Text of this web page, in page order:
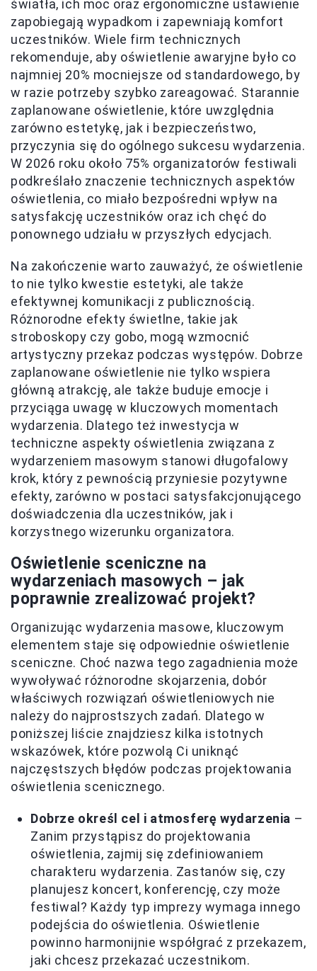
światła, ich moc oraz ergonomiczne ustawienie
zapobiegają wypadkom i zapewniają komfort
uczestników. Wiele firm technicznych
rekomenduje, aby oświetlenie awaryjne było co
najmniej 20% mocniejsze od standardowego, by
w razie potrzeby szybko zareagować. Starannie
zaplanowane oświetlenie, które uwzględnia
zarówno estetykę, jak i bezpieczeństwo,
przyczynia się do ogólnego sukcesu wydarzenia.
W 2026 roku około 75% organizatorów festiwali
podkreślało znaczenie technicznych aspektów
oświetlenia, co miało bezpośredni wpływ na
satysfakcję uczestników oraz ich chęć do
ponownego udziału w przyszłych edycjach.
Na zakończenie warto zauważyć, że oświetlenie
to nie tylko kwestie estetyki, ale także
efektywnej komunikacji z publicznością.
Różnorodne efekty świetlne, takie jak
stroboskopy czy gobo, mogą wzmocnić
artystyczny przekaz podczas występów. Dobrze
zaplanowane oświetlenie nie tylko wspiera
główną atrakcję, ale także buduje emocje i
przyciąga uwagę w kluczowych momentach
wydarzenia. Dlatego też inwestycja w
techniczne aspekty oświetlenia związana z
wydarzeniem masowym stanowi długofalowy
krok, który z pewnością przyniesie pozytywne
efekty, zarówno w postaci satysfakcjonującego
doświadczenia dla uczestników, jak i
korzystnego wizerunku organizatora.
Oświetlenie sceniczne na
wydarzeniach masowych – jak
poprawnie zrealizować projekt?
Organizując wydarzenia masowe, kluczowym
elementem staje się odpowiednie oświetlenie
sceniczne. Choć nazwa tego zagadnienia może
wywoływać różnorodne skojarzenia, dobór
właściwych rozwiązań oświetleniowych nie
należy do najprostszych zadań. Dlatego w
poniższej liście znajdziesz kilka istotnych
wskazówek, które pozwolą Ci uniknąć
najczęstszych błędów podczas projektowania
oświetlenia scenicznego.
Dobrze określ cel i atmosferę wydarzenia –
Zanim przystąpisz do projektowania
oświetlenia, zajmij się zdefiniowaniem
charakteru wydarzenia. Zastanów się, czy
planujesz koncert, konferencję, czy może
festiwal? Każdy typ imprezy wymaga innego
podejścia do oświetlenia. Oświetlenie
powinno harmonijnie współgrać z przekazem,
jaki chcesz przekazać uczestnikom.